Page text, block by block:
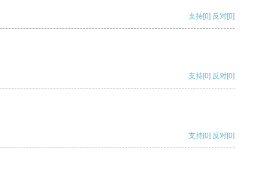
支持[0] 反对[0]
支持[0] 反对[0]
支持[0] 反对[0]